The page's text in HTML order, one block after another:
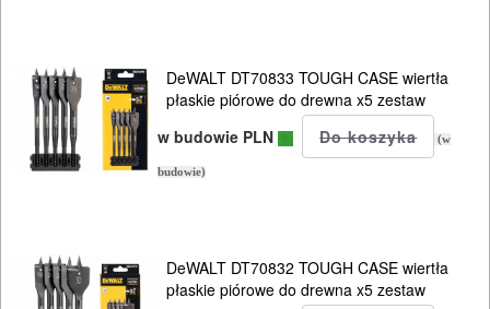
CIŚNIENIOWEDeWALT DT70833 TOUGH CASE wiertła
płaskie piórowe do drewna x5 zestaw
w budowie PLN
(w
budowie)
DeWALT DT70832 TOUGH CASE wiertła
płaskie piórowe do drewna x5 zestaw